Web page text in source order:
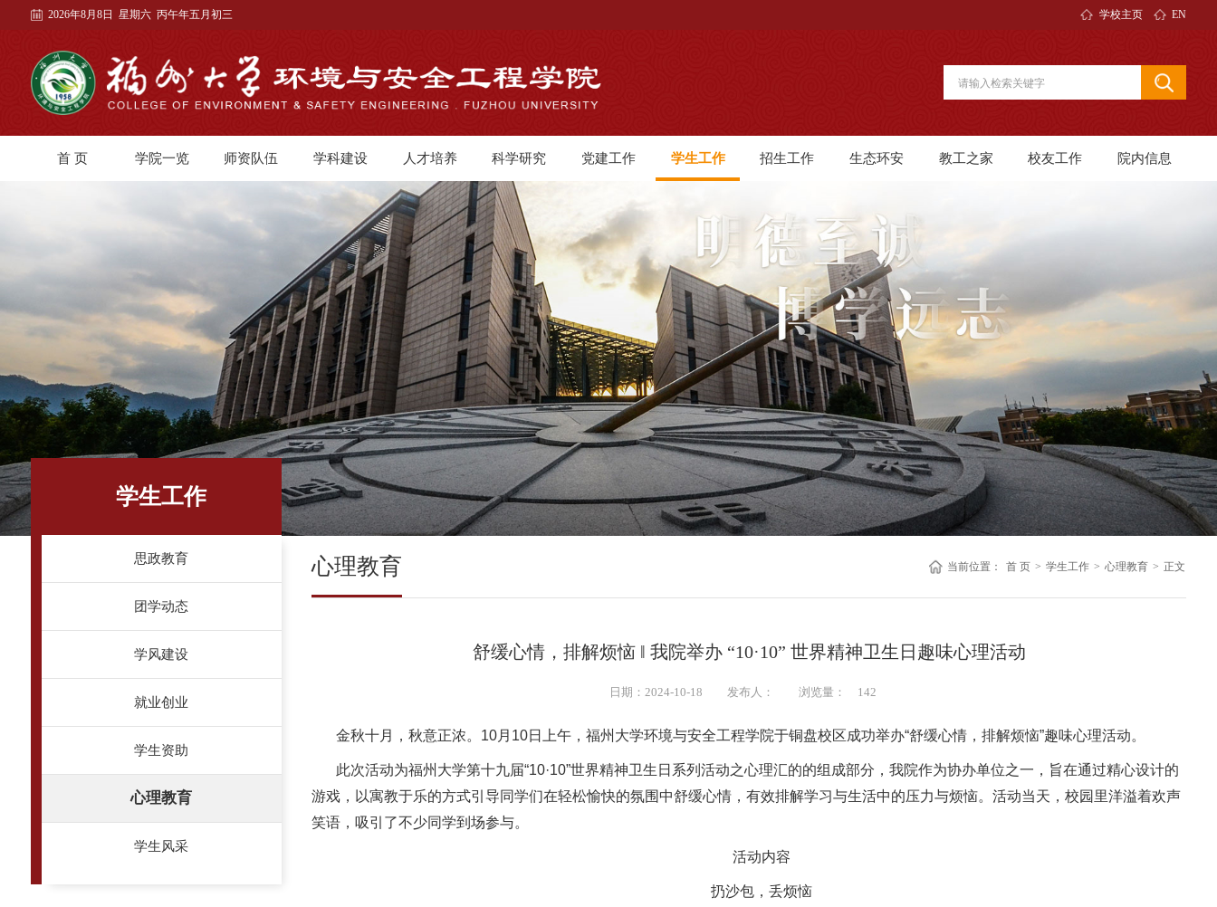
2026年8月8日 星期六 丙午年五月初三 学校主页 EN
首 页 学院一览 师资队伍 学科建设 人才培养 科学研究 党建工作 学生工作 招生工作 生态环安 教工之家 校友工作 院内信息
学生工作
思政教育
团学动态
学风建设
就业创业
学生资助
心理教育
学生风采
心理教育 当前位置： 首 页 > 学生工作 > 心理教育 > 正文
舒缓心情，排解烦恼 ‖ 我院举办 “10·10” 世界精神卫生日趣味心理活动
日期：2024-10-18 发布人： 浏览量： 142
金秋十月，秋意正浓。10月10日上午，福州大学环境与安全工程学院于铜盘校区成功举办“舒缓心情，排解烦恼”趣味心理活动。
此次活动为福州大学第十九届“10·10”世界精神卫生日系列活动之心理汇的的组成部分，我院作为协办单位之一，旨在通过精心设计的
游戏，以寓教于乐的方式引导同学们在轻松愉快的氛围中舒缓心情，有效排解学习与生活中的压力与烦恼。活动当天，校园里洋溢着欢声
笑语，吸引了不少同学到场参与。
活动内容
扔沙包，丢烦恼